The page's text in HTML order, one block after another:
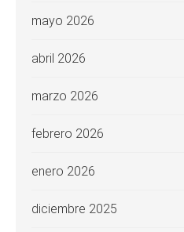
mayo 2026
abril 2026
marzo 2026
febrero 2026
enero 2026
diciembre 2025